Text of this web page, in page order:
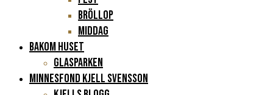
Bröllop
Middag
BAKOM HUSET
Glasparken
Minnesfond Kjell Svensson